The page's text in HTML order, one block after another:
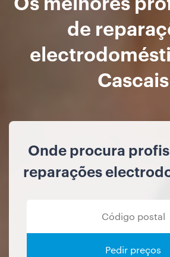
de
Cascais
Onde procura
reparações
Pedir preços